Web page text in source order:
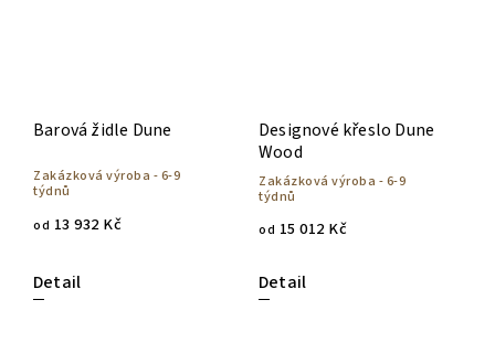
Barová židle Dune
Zakázková výroba - 6-9
týdnů
od 13 932 Kč
Detail
Designové křeslo Dune
Wood
Zakázková výroba - 6-9
týdnů
od 15 012 Kč
Detail